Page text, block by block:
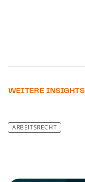
WEITERE INSIGHTS
ARBEITSRECHT